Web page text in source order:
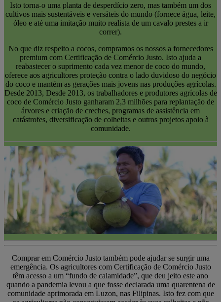
Isto torna-o uma planta de desperdício zero, mas também um dos
cultivos mais sustentáveis e versáteis do mundo (fornece água, leite,
óleo e até uma imitação muito realista de um cavalo prestes a ir
correr).
No que diz respeito a cocos, compramos os nossos a fornecedores
premium com Certificação de Comércio Justo. Isto ajuda a
reabastecer o suprimento cada vez menor de coco do mundo,
oferece aos agricultores proteção contra o lado duvidoso do negócio
do coco e mantém as gerações mais jovens nas produções agrícolas.
Desde 2013, Desde 2013, os trabalhadores e produtores agrícolas de
coco de Comércio Justo ganharam 2,3 milhões para replantação de
árvores e criação de creches, programas de assistência em
catástrofes, diversificação de colheitas e outros projetos apoio à
comunidade.
Comprar em Comércio Justo também pode ajudar se surgir uma
emergência. Os agricultores com Certificação de Comércio Justo
têm acesso a um “fundo de calamidade”, que deu jeito este ano
quando a pandemia levou a que fosse declarada uma quarentena de
comunidade aprimorada em Luzon, nas Filipinas. Isto fez com que